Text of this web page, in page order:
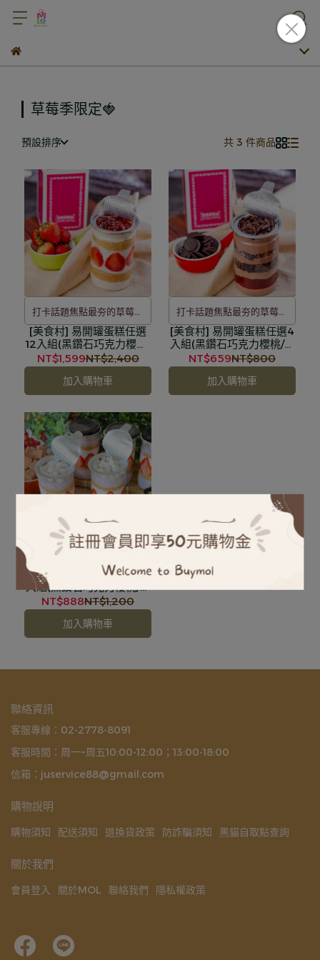
草莓季限定🍓
預設排序 共 3 件商品
打卡話題焦點最夯的草莓季
甜點
[美食村] 易開罐蛋糕任選
12入組(黑鑽石巧克力櫻桃/
草莓白玉牛奶/大甲芋頭麻
糬草莓)(含運)
NT$1,599NT$2,400
加入購物車
打卡話題焦點最夯的草莓季
甜點
[美食村] 易開罐蛋糕任選4
入組(黑鑽石巧克力櫻桃/草
莓白玉牛奶/大甲芋頭麻糬
草莓)(含運)
NT$659NT$800
加入購物車
打卡話題焦點最夯的草莓季
[美食村] 易開罐蛋糕任選6
入組(黑鑽石巧克力櫻桃/草
莓白玉牛奶/大甲芋頭麻糬
草莓)(含運)
NT$888NT$1,200
加入購物車
聯絡資訊
客服專線：02-2778-8091
客服時間：周一~周五10:00-12:00；13:00-18:00
信箱：juservice88@gmail.com
購物說明
購物須知 配送須知 退換貨政策 防詐騙須知 黑貓自取點查詢
關於我們
會員登入 關於MOL 聯絡我們 隱私權政策